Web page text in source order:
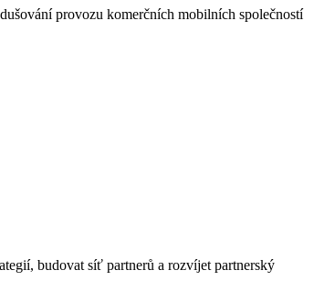
provozu komerčních mobilních společností
budovat síť partnerů a rozvíjet partnerský